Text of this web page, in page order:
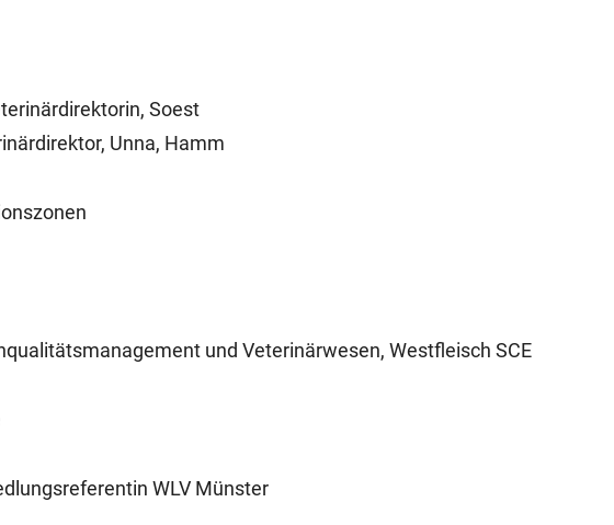
Soest
Unna, Hamm
und Veterinärwesen, Westfleisch SCE
WLV Münster